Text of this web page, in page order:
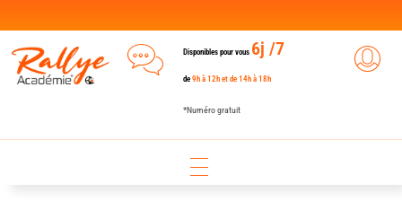
Disponibles pour vous 6j /7
de 9h à 12h et de 14h à 18h
*Numéro gratuit